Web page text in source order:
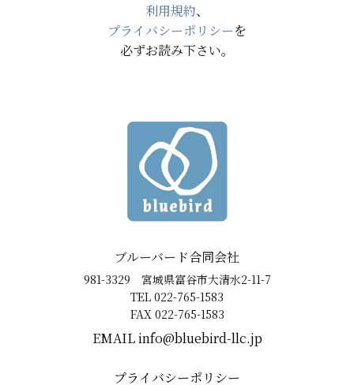
利用規約、
プライバシーポリシーを
必ずお読み下さい。
ブルーバード合同会社
981-3329 宮城県富谷市大清水2-11-7
TEL 022-765-1583
FAX 022-765-1583
EMAIL ​info@bluebird-llc.jp
プライバシーポリシー